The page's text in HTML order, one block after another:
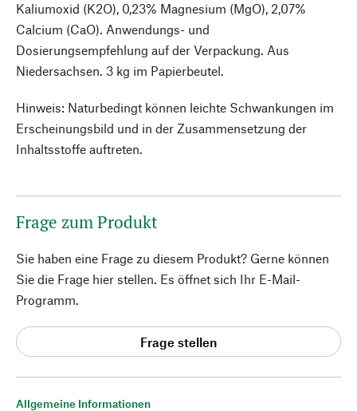
Allgemeine Informationen
Kaliumoxid (K2O), 0,23% Magnesium (MgO), 2,07%
Calcium (CaO). Anwendungs- und
Dosierungsempfehlung auf der Verpackung. Aus
Niedersachsen. 3 kg im Papierbeutel.
Hinweis: Naturbedingt können leichte Schwankungen im
Erscheinungsbild und in der Zusammensetzung der
Inhaltsstoffe auftreten.
Frage zum Produkt
Sie haben eine Frage zu diesem Produkt? Gerne können
Sie die Frage hier stellen. Es öffnet sich Ihr E-Mail-
Programm.
Frage stellen